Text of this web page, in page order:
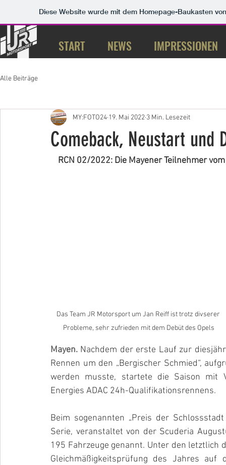
Diese Website wurde mit dem Homepage-Baukasten
START NEWS IMPRESSIONEN
Alle Beiträge
Comeback, Neustart und
MY:FOTO24 19. Mai 2022 3 Min. Lesezeit
RCN 02/2022: Die Mayener Teilnehmer
Das Team JR Motorsport um Jan Reiff ist trotz divserer
Probleme, sehr zufrieden mit dem Debüt des Opels
Mayen. Nachdem der erste Lauf zur
Rennen um den „Bergischer Schmied“,
werden musste, startete die Saison mit
Energies ADAC 24h-Qualifikationsrennens.
Beim sogenannten „Preis der
Serie, veranstaltet von der Scuderia
195 Fahrzeuge genannt. Unter den letztlich
Gleichmäßigkeitsprüfung des Jahres auf